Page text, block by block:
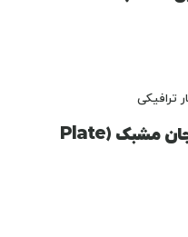
ترافیکی
دوم: استفاده از تیرهای با جان مشبک (Plate